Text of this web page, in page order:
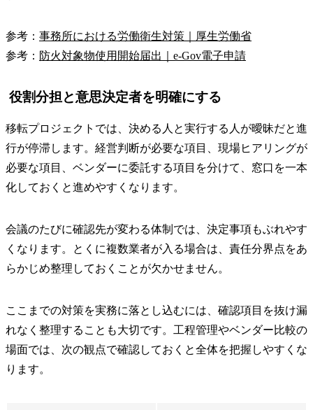
参考： 事務所における労働衛生対策｜厚生労働省
参考： 防火対象物使用開始届出｜e-Gov電子申請
役割分担と意思決定者を明確にする
移転プロジェクトでは、決める人と実行する人が曖昧だと進
行が停滞します。経営判断が必要な項目、現場ヒアリングが
必要な項目、ベンダーに委託する項目を分けて、窓口を一本
化しておくと進めやすくなります。
会議のたびに確認先が変わる体制では、決定事項もぶれやす
くなります。とくに複数業者が入る場合は、責任分界点をあ
らかじめ整理しておくことが欠かせません。
ここまでの対策を実務に落とし込むには、確認項目を抜け漏
れなく整理することも大切です。工程管理やベンダー比較の
場面では、次の観点で確認しておくと全体を把握しやすくな
ります。